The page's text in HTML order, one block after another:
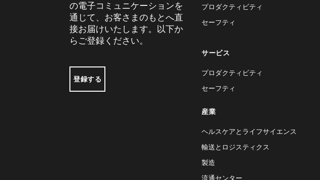
の電子コミュニケーションを
通じて、お客さまのもとへ直
接お届けいたします。以下か
らご登録ください。
登録する
プロダクティビティ
セーフティ
サービス
プロダクティビティ
セーフティ
産業
ヘルスケアとライフサイエンス
輸送とロジスティクス
製造
流通センター